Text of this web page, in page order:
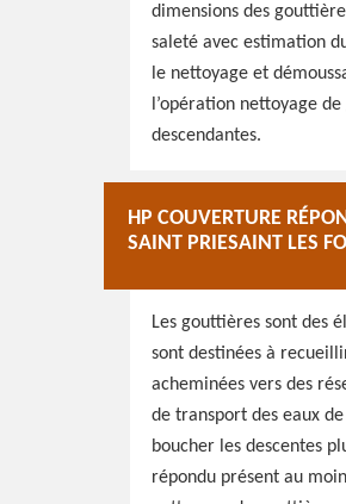
dimensions des
saleté avec estimation
le nettoyage et
l’opération nettoyage
descendantes.
HP COUVERTURE
SAINT PRIESAINT LES
Les gouttières sont des
sont destinées à
acheminées vers des
de transport des eaux
boucher les descentes
répondu présent au